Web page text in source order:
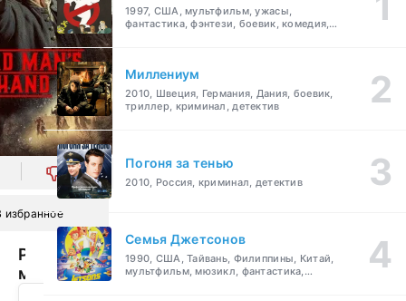
0
избранное
Рука
мертвеца
1997, США, мультфильм, ужасы,
фантастика, фэнтези, боевик, комедия,
Миллениум
2010, Швеция, Германия, Дания, боевик,
триллер, криминал, детектив
Погоня за тенью
2010, Россия, криминал, детектив
Семья Джетсонов
1990, США, Тайвань, Филиппины, Китай,
мультфильм, мюзикл, фантастика,